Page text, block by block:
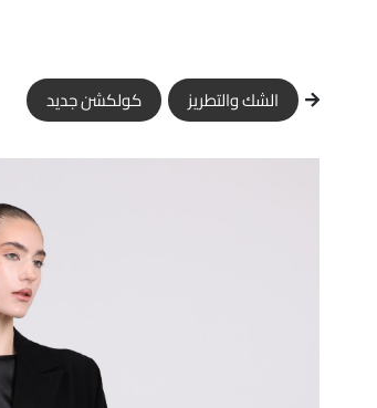
الشك والتطريز كولكشن جديد